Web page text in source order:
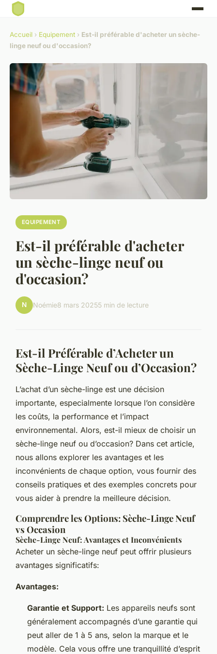
Accueil › Equipement › Est-il préférable d'acheter un sèche-
linge neuf ou d'occasion?
EQUIPEMENT
Est-il préférable d'acheter
un sèche-linge neuf ou
d'occasion?
N Noémie8 mars 20255 min de lecture
Est-il Préférable d’Acheter un
Sèche-Linge Neuf ou d’Occasion?
L’achat d’un sèche-linge est une décision
importante, especialmente lorsque l’on considère
les coûts, la performance et l’impact
environnemental. Alors, est-il mieux de choisir un
sèche-linge neuf ou d’occasion? Dans cet article,
nous allons explorer les avantages et les
inconvénients de chaque option, vous fournir des
conseils pratiques et des exemples concrets pour
vous aider à prendre la meilleure décision.
Comprendre les Options: Sèche-Linge Neuf
vs Occasion
Sèche-Linge Neuf: Avantages et Inconvénients
Acheter un sèche-linge neuf peut offrir plusieurs
avantages significatifs:
Avantages:
Garantie et Support: Les appareils neufs sont
généralement accompagnés d’une garantie qui
peut aller de 1 à 5 ans, selon la marque et le
modèle. Cela vous offre une tranquillité d’esprit